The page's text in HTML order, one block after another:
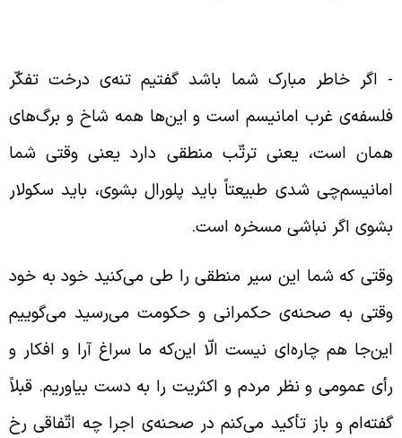
اگر خاطر مبارک شما باشد گفتیم تنه‌ی درخت تفکّر
غرب امانیسم است و این‌ها همه شاخ و برگ‌های
است، یعنی ترتّب منطقی دارد یعنی وقتی شما
شدی طبیعتاً باید پلورال بشوی، باید سکولار
اگر نباشی مسخره است.
که شما این سیر منطقی را طی می‌کنید خود به خود
به صحنه‌ی حکمرانی و حکومت می‌رسید می‌گوییم
هم چاره‌ای نیست الّا این‌که ما سراغ آرا و افکار و
عمومی و نظر مردم و اکثریت را به دست بیاوریم. قبلاً
و باز تأکید می‌کنم در صحنه‌ی اجرا چه اتّفاقی رخ